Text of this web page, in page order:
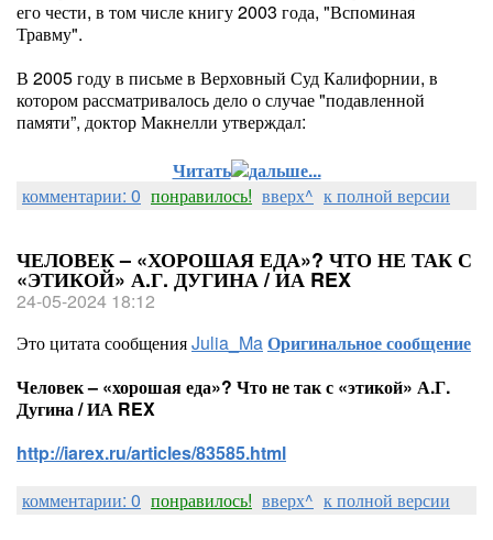
его чести, в том числе книгу 2003 года, "Вспоминая
Травму".
В 2005 году в письме в Верховный Суд Калифорнии, в
котором рассматривалось дело о случае "подавленной
памяти”, доктор Макнелли утверждал:
Читать
дальше...
комментарии: 0 понравилось! вверх^ к полной версии
ЧЕЛОВЕК – «ХОРОШАЯ ЕДА»? ЧТО НЕ ТАК С
«ЭТИКОЙ» А.Г. ДУГИНА / ИА REX
24-05-2024 18:12
Это цитата сообщенияJulia_MaОригинальное сообщение
Человек – «хорошая еда»? Что не так с «этикой» А.Г.
Дугина / ИА REX
http://iarex.ru/articles/83585.html
комментарии: 0 понравилось! вверх^ к полной версии